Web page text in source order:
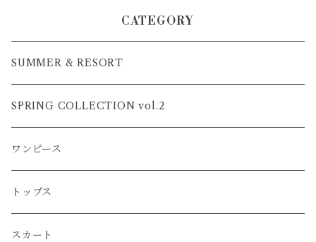
CATEGORY
SUMMER & RESORT
SPRING COLLECTION vol.2
ワンピース
トップス
スカート